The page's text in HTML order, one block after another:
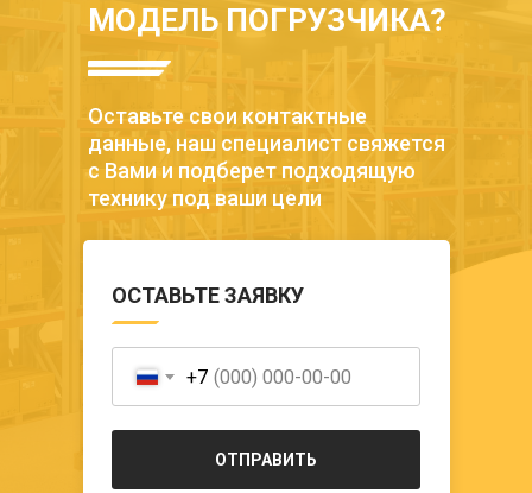
МОДЕЛЬ ПОГРУЗЧИКА?
Оставьте свои контактные
данные, наш специалист свяжется
с Вами и подберет подходящую
технику под ваши цели
+7
ОТПРАВИТЬ
ОСТАВЬТЕ ЗАЯВКУ